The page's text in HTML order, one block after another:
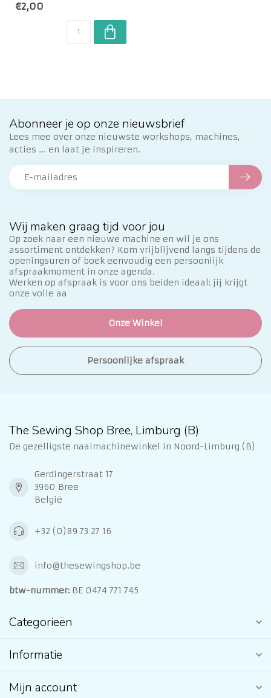
toffe kerstcollect...
€2,00
Wij maken graag tijd voor jou
Op zoek naar een nieuwe machine en wil je ons
assortiment ontdekken? Kom vrijblijvend langs tijdens de
openingsuren of boek eenvoudig een persoonlijk
afspraakmoment in onze agenda.
Werken op afspraak is voor ons beiden ideaal: jij krijgt
onze volle aa
Onze Winkel
Persoonlijke afspraak
Abonneer je op onze nieuwsbrief
Lees mee over onze nieuwste workshops, machines,
acties ... en laat je inspireren.
The Sewing Shop Bree, Limburg (B)
De gezelligste naaimachinewinkel in Noord-Limburg (B)
Gerdingerstraat 17
3960 Bree
België
+32 (0)89 73 27 16
info@thesewingshop.be
btw-nummer: BE 0474 771 745
Categorieën
Informatie
Mijn account